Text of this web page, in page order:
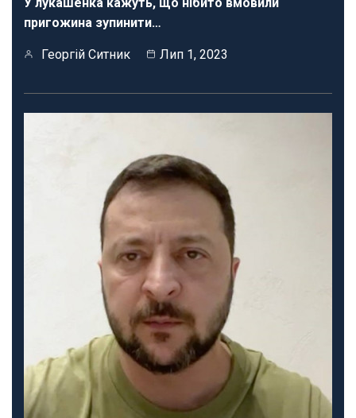
У лукашенка кажуть, що нібито вмовили
пригожина зупинити…
Георгій Ситник Лип 1, 2023